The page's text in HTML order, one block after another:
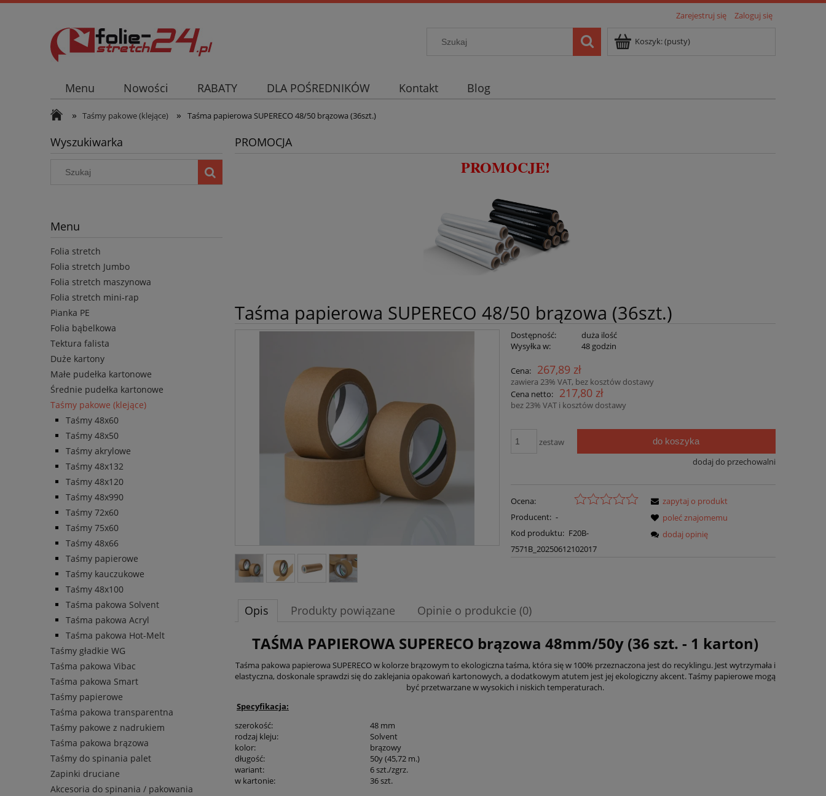
Zarejestruj się Zaloguj się
Koszyk:(pusty)
Menu Nowości RABATY DLA POŚREDNIKÓW Kontakt Blog
» Taśmy pakowe (klejące) » Taśma papierowa SUPERECO 48/50 brązowa (36szt.)
Wyszukiwarka
Menu
Folia stretch
Folia stretch Jumbo
Folia stretch maszynowa
Folia stretch mini-rap
Pianka PE
Folia bąbelkowa
Tektura falista
Duże kartony
Małe pudełka kartonowe
Średnie pudełka kartonowe
Taśmy pakowe (klejące)
Taśmy 48x60
Taśmy 48x50
Taśmy akrylowe
Taśmy 48x132
Taśmy 48x120
Taśmy 48x990
Taśmy 72x60
Taśmy 75x60
Taśmy 48x66
Taśmy papierowe
Taśmy kauczukowe
Taśmy 48x100
Taśma pakowa Solvent
Taśma pakowa Acryl
Taśma pakowa Hot-Melt
Taśmy gładkie WG
Taśma pakowa Vibac
Taśma pakowa Smart
Taśmy papierowe
Taśma pakowa transparentna
Taśmy pakowe z nadrukiem
Taśma pakowa brązowa
Taśmy do spinania palet
Zapinki druciane
Akcesoria do spinania / pakowania
PROMOCJA
PROMOCJE!
Taśma papierowa SUPERECO 48/50 brązowa (36szt.)
Dostępność:
duża ilość
Wysyłka w:
48 godzin
Cena: 267,89 zł
zawiera 23% VAT, bez kosztów dostawy
Cena netto:
217,80 zł
bez 23% VAT i kosztów dostawy
zestaw do koszyka
dodaj do przechowalni
Ocena:
Producent: -
Kod produktu: F20B-
7571B_20250612102017
zapytaj o produkt
poleć znajomemu
dodaj opinię
Opis Produkty powiązane Opinie o produkcie (0)
TAŚMA PAPIEROWA SUPERECO brązowa 48mm/50y (36 szt. - 1 karton)
Taśma pakowa papierowa SUPERECO w kolorze brązowym to ekologiczna taśma, która się w 100% przeznaczona jest do recyklingu. Jest wytrzymała i
elastyczna, doskonale sprawdzi się do zaklejania opakowań kartonowych, a dodatkowym atutem jest jej ekologiczny akcent. Taśmy papierowe mogą
być przetwarzane w wysokich i niskich temperaturach.
Specyfikacja:
szerokość:
48 mm
rodzaj kleju:
Solvent
kolor:
brązowy
długość:
50y (45,72 m.)
wariant:
6 szt./zgrz.
w kartonie:
36 szt.